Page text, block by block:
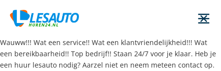
Wauww!!! Wat een service!! Wat een klantvriendelijkheid!!! Wat
een bereikbaarheid!! Top bedrijf!! Staan 24/7 voor je klaar. Heb je
een huur lesauto nodig? Aarzel niet en neem meteen contact op.